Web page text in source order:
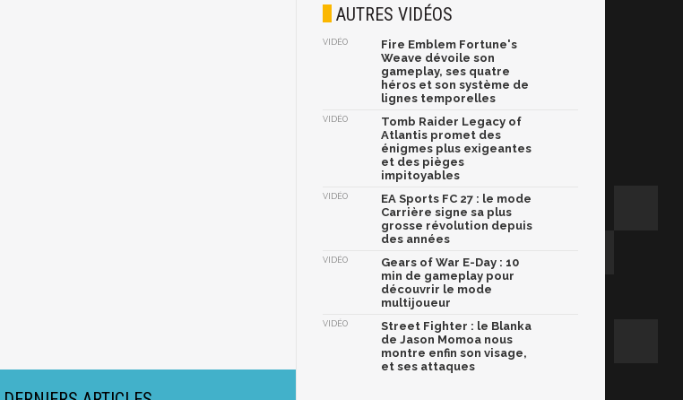
AUTRES VIDÉOS
VIDÉO
Fire Emblem Fortune's
Weave dévoile son
gameplay, ses quatre
héros et son système de
lignes temporelles
VIDÉO
Tomb Raider Legacy of
Atlantis promet des
énigmes plus exigeantes
et des pièges
impitoyables
VIDÉO
EA Sports FC 27 : le mode
Carrière signe sa plus
grosse révolution depuis
des années
VIDÉO
Gears of War E-Day : 10
min de gameplay pour
découvrir le mode
multijoueur
VIDÉO
Street Fighter : le Blanka
de Jason Momoa nous
montre enfin son visage,
et ses attaques